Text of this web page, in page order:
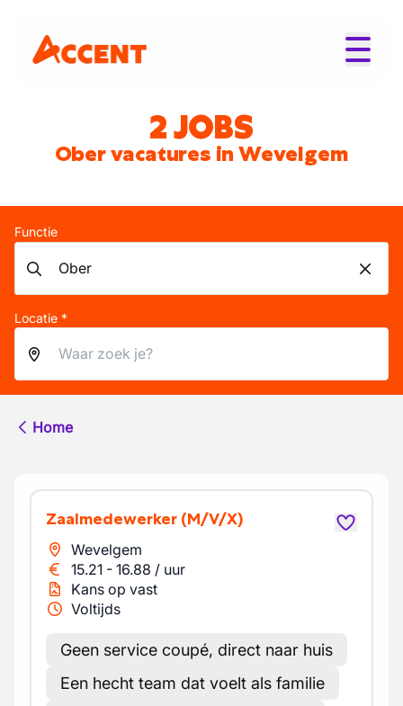
2 JOBS
Ober vacatures in Wevelgem
Functie
Locatie *
Home
Zaalmedewerker (M/V/X)
Wevelgem
15.21 - 16.88 / uur
Kans op vast
Voltijds
Geen service coupé, direct naar huis
Een hecht team dat voelt als familie